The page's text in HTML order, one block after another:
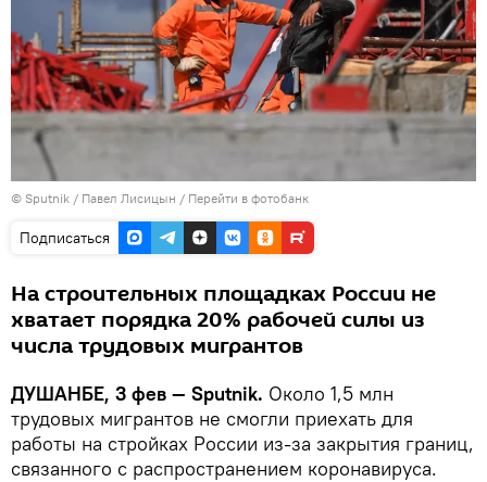
© Sputnik / Павел Лисицын / Перейти в фотобанк
Подписаться
На строительных площадках России не
хватает порядка 20% рабочей силы из
числа трудовых мигрантов
ДУШАНБЕ, 3 фев — Sputnik. Около 1,5 млн
трудовых мигрантов не смогли приехать для
работы на стройках России из-за закрытия границ,
связанного с распространением коронавируса.